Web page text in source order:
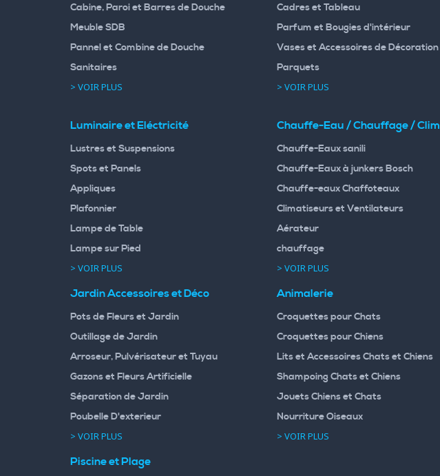
Cabine, Paroi et Barres de Douche
Meuble SDB
Pannel et Combine de Douche
Sanitaires
> VOIR PLUS
Cadres et Tableau
Parfum et Bougies d'intérieur
Vases et Accessoires de Décoration
Parquets
> VOIR PLUS
Luminaire et Eléctricité
Lustres et Suspensions
Spots et Panels
Appliques
Plafonnier
Lampe de Table
Lampe sur Pied
> VOIR PLUS
Chauffe-Eau / Chauffage / Clim
Chauffe-Eaux sanili
Chauffe-Eaux à junkers Bosch
Chauffe-eaux Chaffoteaux
Climatiseurs et Ventilateurs
Aérateur
chauffage
> VOIR PLUS
Jardin Accessoires et Déco
Pots de Fleurs et Jardin
Outillage de Jardin
Arroseur, Pulvérisateur et Tuyau
Gazons et Fleurs Artificielle
Séparation de Jardin
Poubelle D'exterieur
> VOIR PLUS
Animalerie
Croquettes pour Chats
Croquettes pour Chiens
Lits et Accessoires Chats et Chiens
Shampoing Chats et Chiens
Jouets Chiens et Chats
Nourriture Oiseaux
> VOIR PLUS
Piscine et Plage